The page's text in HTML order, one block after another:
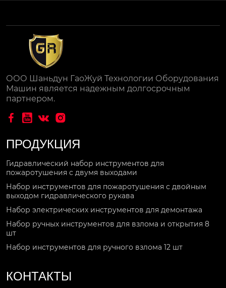
ООО Шаньдун ГаоЖуй Технологии Оборудования
Машин является надежным долгосрочным
партнером.
   
ПРОДУКЦИЯ
Гидравлический набор инструментов для
пожаротушения с двумя выходами
Набор инструментов для пожаротушения с двойным
выходом гидравлического рукава
Набор электрических инструментов для демонтажа
Набор ручных инструментов для взлома и открытия 8
шт
Набор инструментов для ручного взлома 12 шт
КОНТАКТЫ